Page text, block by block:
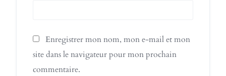
Enregistrer mon nom, mon e-mail et mon
site dans le navigateur pour mon prochain
commentaire.